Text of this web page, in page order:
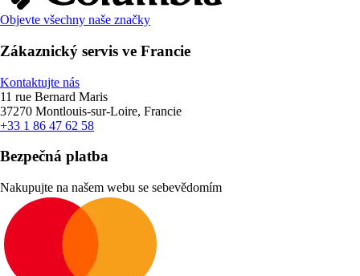
Objevte všechny naše značky
Zákaznický servis ve Francie
Kontaktujte nás
11 rue Bernard Maris
37270 Montlouis-sur-Loire, Francie
+33 1 86 47 62 58
Bezpečná platba
Nakupujte na našem webu se sebevědomím